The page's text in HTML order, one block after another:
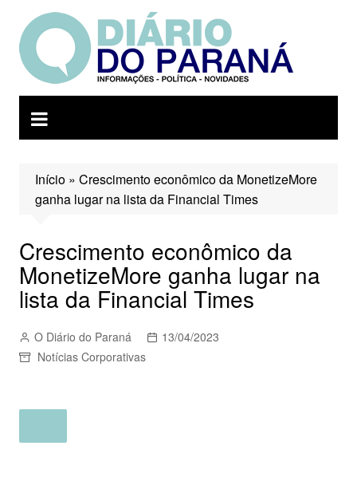
para
conteúdo
Início» Crescimento econômico da MonetizeMore
ganha lugar na lista da Financial Times
Crescimento econômico da
MonetizeMore ganha lugar na
lista da Financial Times
O Diário do Paraná
13/04/2023
Notícias Corporativas